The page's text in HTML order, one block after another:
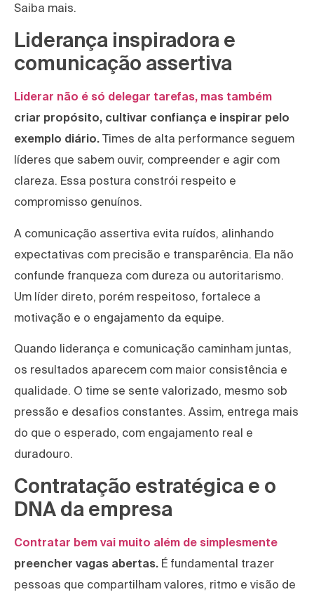
Saiba mais.
Liderança inspiradora e
comunicação assertiva
Liderar não é só delegar tarefas, mas também
criar propósito, cultivar confiança e inspirar pelo
exemplo diário. Times de alta performance seguem
líderes que sabem ouvir, compreender e agir com
clareza. Essa postura constrói respeito e
compromisso genuínos.
A comunicação assertiva evita ruídos, alinhando
expectativas com precisão e transparência. Ela não
confunde franqueza com dureza ou autoritarismo.
Um líder direto, porém respeitoso, fortalece a
motivação e o engajamento da equipe.
Quando liderança e comunicação caminham juntas,
os resultados aparecem com maior consistência e
qualidade. O time se sente valorizado, mesmo sob
pressão e desafios constantes. Assim, entrega mais
do que o esperado, com engajamento real e
duradouro.
Contratação estratégica e o
DNA da empresa
Contratar bem vai muito além de simplesmente
preencher vagas abertas. É fundamental trazer
pessoas que compartilham valores, ritmo e visão de